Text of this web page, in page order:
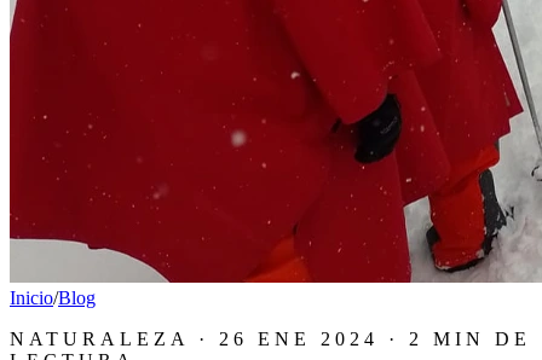
Inicio/Blog
NATURALEZA
· 26 ENE 2024 · 2 MIN
DE